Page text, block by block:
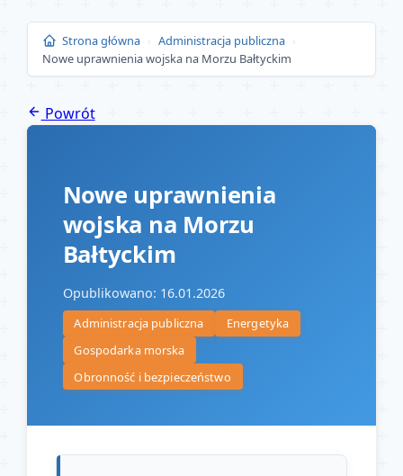
treści
Strona główna › Administracja publiczna ›
Nowe uprawnienia wojska na Morzu Bałtyckim
Powrót
Nowe uprawnienia
wojska na Morzu
Bałtyckim
Opublikowano: 16.01.2026
Administracja publiczna
Energetyka
Gospodarka morska
Obronność i bezpieczeństwo